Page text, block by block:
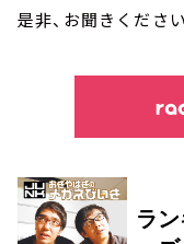
是非、お聞きください